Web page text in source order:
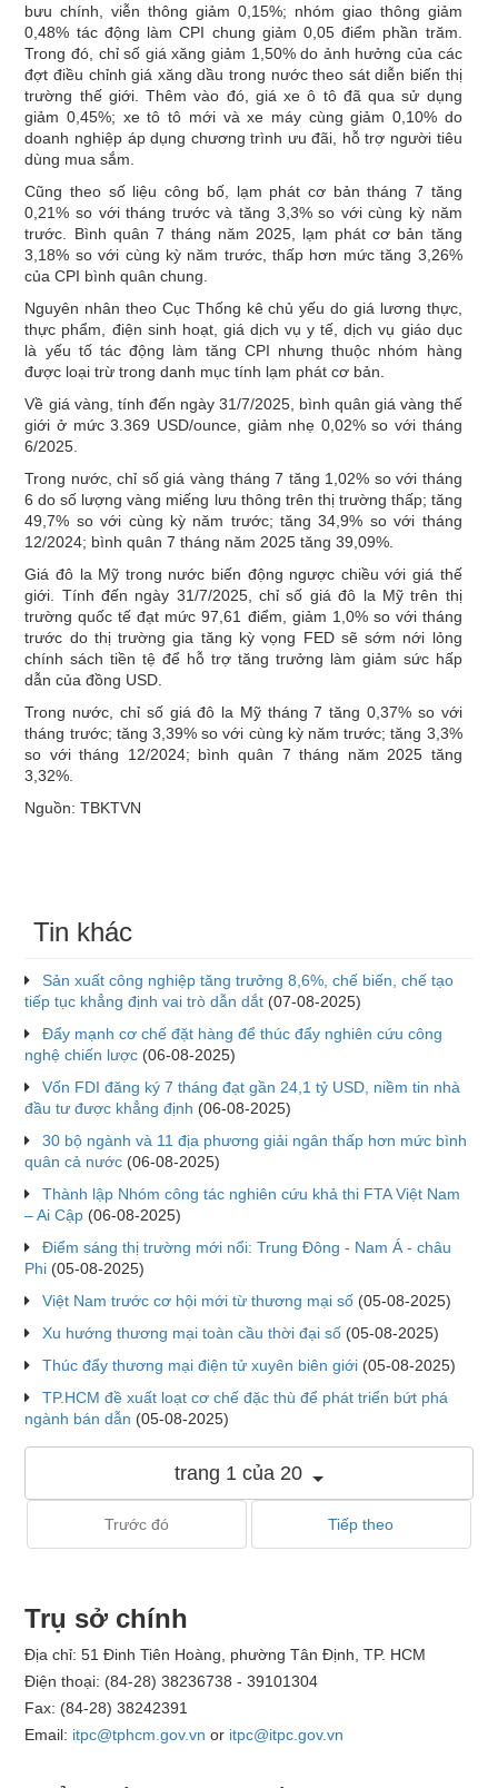
bưu chính, viễn thông giảm 0,15%; nhóm giao thông giảm
0,48% tác động làm CPI chung giảm 0,05 điểm phần trăm.
Trong đó, chỉ số giá xăng giảm 1,50% do ảnh hưởng của các
đợt điều chỉnh giá xăng dầu trong nước theo sát diễn biến thị
trường thế giới. Thêm vào đó, giá xe ô tô đã qua sử dụng
giảm 0,45%; xe tô tô mới và xe máy cùng giảm 0,10% do
doanh nghiệp áp dụng chương trình ưu đãi, hỗ trợ người tiêu
dùng mua sắm.
Cũng theo số liệu công bố, lạm phát cơ bản tháng 7 tăng
0,21% so với tháng trước và tăng 3,3% so với cùng kỳ năm
trước. Bình quân 7 tháng năm 2025, lạm phát cơ bản tăng
3,18% so với cùng kỳ năm trước, thấp hơn mức tăng 3,26%
của CPI bình quân chung.
Nguyên nhân theo Cục Thống kê chủ yếu do giá lương thực,
thực phẩm, điện sinh hoạt, giá dịch vụ y tế, dịch vụ giáo dục
là yếu tố tác động làm tăng CPI nhưng thuộc nhóm hàng
được loại trừ trong danh mục tính lạm phát cơ bản.
Về giá vàng, tính đến ngày 31/7/2025, bình quân giá vàng thế
giới ở mức 3.369 USD/ounce, giảm nhẹ 0,02% so với tháng
6/2025.
Trong nước, chỉ số giá vàng tháng 7 tăng 1,02% so với tháng
6 do số lượng vàng miếng lưu thông trên thị trường thấp; tăng
49,7% so với cùng kỳ năm trước; tăng 34,9% so với tháng
12/2024; bình quân 7 tháng năm 2025 tăng 39,09%.
Giá đô la Mỹ trong nước biến động ngược chiều với giá thế
giới. Tính đến ngày 31/7/2025, chỉ số giá đô la Mỹ trên thị
trường quốc tế đạt mức 97,61 điểm, giảm 1,0% so với tháng
trước do thị trường gia tăng kỳ vọng FED sẽ sớm nới lỏng
chính sách tiền tệ để hỗ trợ tăng trưởng làm giảm sức hấp
dẫn của đồng USD.
Trong nước, chỉ số giá đô la Mỹ tháng 7 tăng 0,37% so với
tháng trước; tăng 3,39% so với cùng kỳ năm trước; tăng 3,3%
so với tháng 12/2024; bình quân 7 tháng năm 2025 tăng
3,32%.
Nguồn: TBKTVN
Tin khác
Sản xuất công nghiệp tăng trưởng 8,6%, chế biến, chế tạo
tiếp tục khẳng định vai trò dẫn dắt (07-08-2025)
Đẩy mạnh cơ chế đặt hàng để thúc đẩy nghiên cứu công
nghệ chiến lược (06-08-2025)
Vốn FDI đăng ký 7 tháng đạt gần 24,1 tỷ USD, niềm tin nhà
đầu tư được khẳng định (06-08-2025)
30 bộ ngành và 11 địa phương giải ngân thấp hơn mức bình
quân cả nước (06-08-2025)
Thành lập Nhóm công tác nghiên cứu khả thi FTA Việt Nam
– Ai Cập (06-08-2025)
Điểm sáng thị trường mới nổi: Trung Đông - Nam Á - châu
Phi (05-08-2025)
Việt Nam trước cơ hội mới từ thương mại số (05-08-2025)
Xu hướng thương mại toàn cầu thời đại số (05-08-2025)
Thúc đẩy thương mại điện tử xuyên biên giới (05-08-2025)
TP.HCM đề xuất loạt cơ chế đặc thù để phát triển bứt phá
ngành bán dẫn (05-08-2025)
trang 1 của 20
Trước đó Tiếp theo
Trụ sở chính
Địa chỉ: 51 Đinh Tiên Hoàng, phường Tân Định, TP. HCM
Điện thoại: (84-28) 38236738 - 39101304
Fax: (84-28) 38242391
Email: itpc@tphcm.gov.vn or itpc@itpc.gov.vn